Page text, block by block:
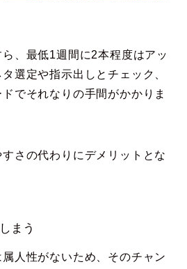
、最低1週間に2本程度はアッ
選定や指示出しとチェック、
でそれなりの手間がかかりま
さの代わりにデメリットとな
まう
人性がないため、そのチャン